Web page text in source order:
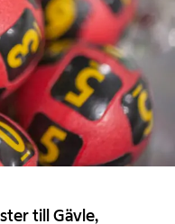
till Gävle,